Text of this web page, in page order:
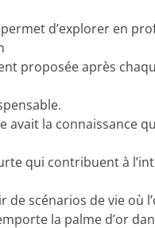
d’explorer en
proposée après
avait la connaissance
qui contribuent à
scénarios de vie où
la palme d’or